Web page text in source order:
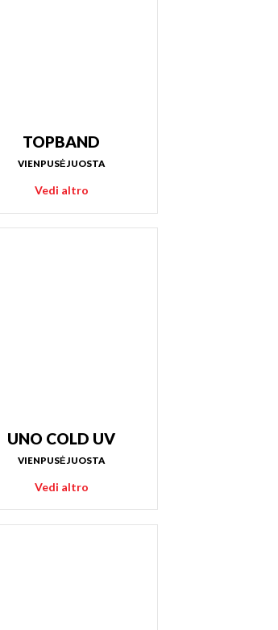
TOPBAND
VIENPUSĖ JUOSTA
Vedi altro
UNO COLD UV
VIENPUSĖ JUOSTA
Vedi altro